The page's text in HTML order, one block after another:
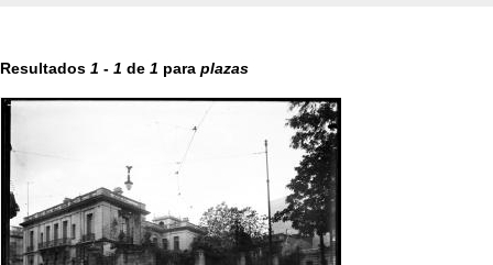
Resultados 1 - 1 de 1 para plazas